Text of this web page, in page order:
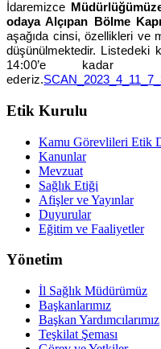
İdaremizce
odaya Alçıpan Bölme
aşağıda cinsi, özellikleri ve
düşünülmektedir.
Listedeki
14:00’e
ederiz.
Etik Kurulu
Kamu Görevlileri Etik
Kanunlar
Mevzuat
Sağlık Etiği
Afişler ve Yayınlar
Duyurular
Eğitim ve Faaliyetler
Yönetim
İl Sağlık Müdürümüz
Başkanlarımız
Başkan Yardımcılarımız
Teşkilat Şeması